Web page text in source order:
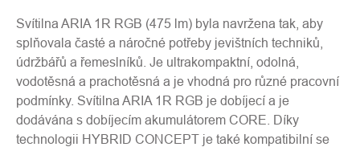
Svítilna ARIA 1R RGB (475 lm) byla navržena tak, aby
splňovala časté a náročné potřeby jevištních techniků,
údržbářů a řemeslníků. Je ultrakompaktní, odolná,
vodotěsná a prachotěsná a je vhodná pro různé pracovní
podmínky. Svítilna ARIA 1R RGB je dobíjecí a je
dodávána s dobíjecím akumulátorem CORE. Díky
technologii HYBRID CONCEPT je také kompatibilní se